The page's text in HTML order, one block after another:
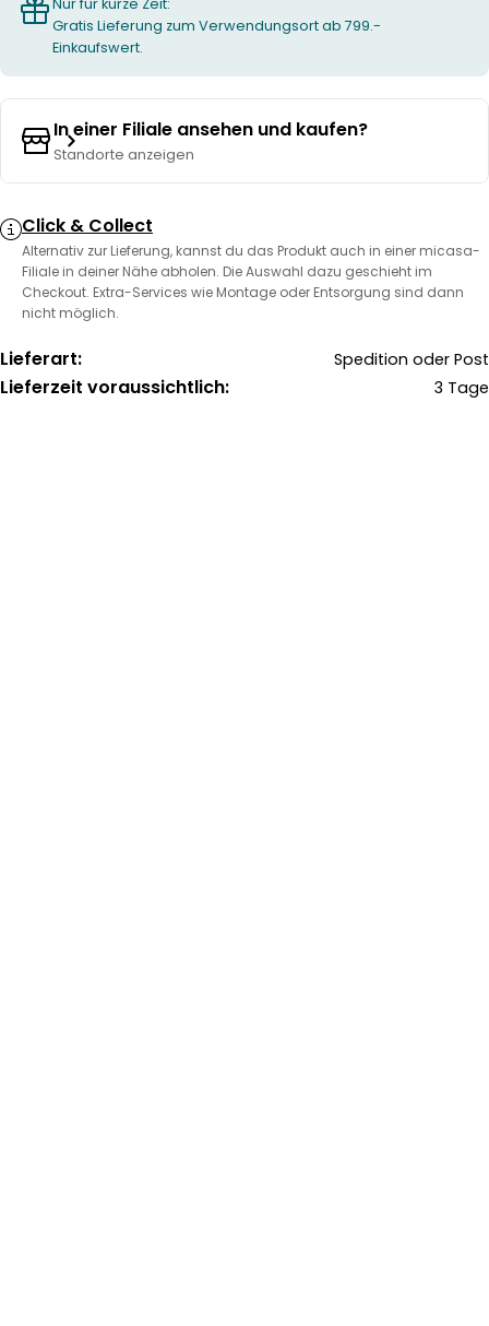
Nur für kurze Zeit:
Gratis Lieferung zum Verwendungsort ab 799.-
Einkaufswert.
In einer Filiale ansehen und kaufen?
Standorte anzeigen
Click & Collect
Alternativ zur Lieferung, kannst du das Produkt auch in einer micasa-
Filiale in deiner Nähe abholen. Die Auswahl dazu geschieht im
Checkout. Extra-Services wie Montage oder Entsorgung sind dann
nicht möglich.
Lieferart: Spedition oder Post
Lieferzeit voraussichtlich: 3 Tage